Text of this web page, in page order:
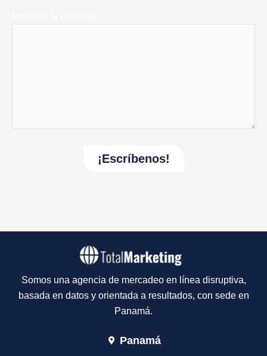
Somos una agencia de mercadeo en línea disruptiva,
basada en datos y orientada a resultados, con sede en
Panamá.
Panamá